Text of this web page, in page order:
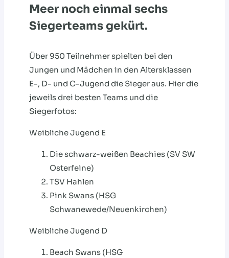
Meer noch einmal sechs
Siegerteams gekürt.
Über 950 Teilnehmer spielten bei den
Jungen und Mädchen in den Altersklassen
E-, D- und C-Jugend die Sieger aus. Hier die
jeweils drei besten Teams und die
Siegerfotos:
Weibliche Jugend E
Die schwarz-weißen Beachies (SV SW
Osterfeine)
TSV Hahlen
Pink Swans (HSG
Schwanewede/Neuenkirchen)
Weibliche Jugend D
Beach Swans (HSG